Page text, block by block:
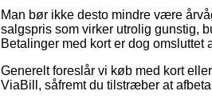
Man bør ikke desto mindre være
salgspris som virker utrolig gunstig,
Betalinger med kort er dog omsluttet
Generelt foreslår vi køb med kort
ViaBill, såfremt du tilstræber at